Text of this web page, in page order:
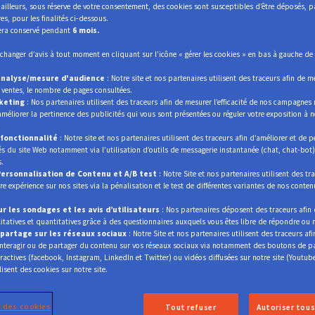
Selecteer uw sector
vluchtige klantenrelaties: uw
gaan we die samen met u aan. We leggen ons
uw doelpubliek. Op basis daarvan creëren we
uw sector. Samen met u en voor u, door u
voor vrij te maken. Zo verstevigt u uw
concurrentie een stapje voor.
sous réserve de votre consentement, des cookies sont susceptibles d’être déposés,
pour les finalités ci-dessous.
conservé pendant 6 mois.
d’avis à tout moment en cliquant sur l’icône « gérer les cookies » en bas à gauche
mesure d'audience : Notre site et nos partenaires utilisent des traceurs afin de
le nombre de pages consultées.
: Nos partenaires utilisent des traceurs afin de mesurer l’efficacité de nos campagnes
la pertinence des publicités qui vous sont présentées ou réguler votre exposition à
fonctionnalité : Notre site et nos partenaires utilisent des traceurs afin d’améliorer et de
du site Web notamment via l’utilisation d’outils de messagerie instantanée (chat, chat-
de Contenu et A/B test : Notre Site et nos partenaires utilisent des
expérience sur nos sites via la pénalisation et le test de différentes variantes de nos
les sondages et les avis d’utilisateurs : Nos partenaires déposent des traceurs afin
et quantitatives grâce à des questionnaires auxquels vous êtes libre de répondre ou
sur les réseaux sociaux : Notre Site et nos partenaires utilisent des traceurs
ou de partager du contenu sur vos réseaux sociaux via notamment des boutons de
(facebook, Instagram, LinkedIn et Twitter) ou vidéos diffusées sur notre site
des cookies sur notre site.
des cookies Tout refuser Autoriser